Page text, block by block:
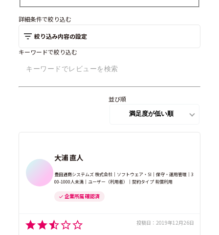
詳細条件で絞り込む
絞り込み内容の設定
キーワードで絞り込む
並び順
大浦 直人
豊田通商システムズ 株式会社｜ソフトウェア・SI｜保守・運用管理｜3
00-1000人未満｜ユーザー（利用者）｜契約タイプ 有償利用
企業所属 確認済
投稿日： 2019年12月26日